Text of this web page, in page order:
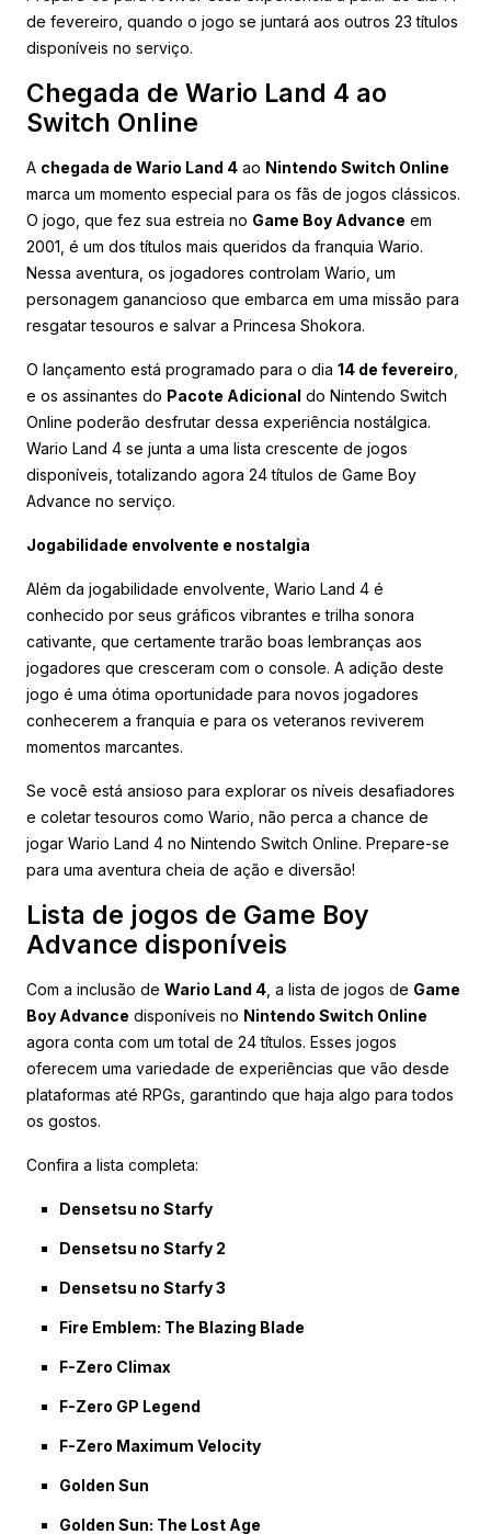
de fevereiro, quando o jogo se juntará aos outros 23 títulos
disponíveis no serviço.
Chegada de Wario Land 4 ao
Switch Online
A chegada de Wario Land 4 ao Nintendo Switch Online
marca um momento especial para os fãs de jogos clássicos.
O jogo, que fez sua estreia no Game Boy Advance em
2001, é um dos títulos mais queridos da franquia Wario.
Nessa aventura, os jogadores controlam Wario, um
personagem ganancioso que embarca em uma missão para
resgatar tesouros e salvar a Princesa Shokora.
O lançamento está programado para o dia 14 de fevereiro
e os assinantes do Pacote Adicional do Nintendo Switch
Online poderão desfrutar dessa experiência nostálgica.
Wario Land 4 se junta a uma lista crescente de jogos
disponíveis, totalizando agora 24 títulos de Game Boy
Advance no serviço.
Jogabilidade envolvente e nostalgia
Além da jogabilidade envolvente, Wario Land 4 é
conhecido por seus gráficos vibrantes e trilha sonora
cativante, que certamente trarão boas lembranças aos
jogadores que cresceram com o console. A adição deste
jogo é uma ótima oportunidade para novos jogadores
conhecerem a franquia e para os veteranos reviverem
momentos marcantes.
Se você está ansioso para explorar os níveis desafiadores
e coletar tesouros como Wario, não perca a chance de
jogar Wario Land 4 no Nintendo Switch Online. Prepare-se
para uma aventura cheia de ação e diversão!
Lista de jogos de Game Boy
Advance disponíveis
Com a inclusão de Wario Land 4 , a lista de jogos de Game
Boy Advance disponíveis no Nintendo Switch Online
agora conta com um total de 24 títulos. Esses jogos
oferecem uma variedade de experiências que vão desde
plataformas até RPGs, garantindo que haja algo para todos
os gostos.
Confira a lista completa:
Densetsu no Starfy
Densetsu no Starfy 2
Densetsu no Starfy 3
Fire Emblem: The Blazing Blade
F-Zero Climax
F-Zero GP Legend
F-Zero Maximum Velocity
Golden Sun
Golden Sun: The Lost Age